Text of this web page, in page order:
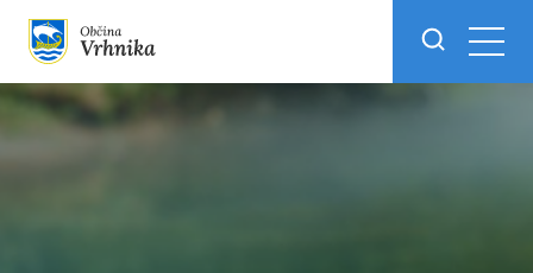
Skoči do osrednje vsebine